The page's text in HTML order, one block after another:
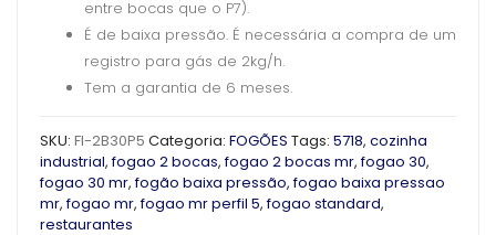
entre bocas que o P7).
É de baixa pressão. É necessária a compra de um
registro para gás de 2kg/h.
Tem a garantia de 6 meses.
SKU: FI-2B30P5 Categoria: FOGÕES Tags: 5718, cozinha
industrial,fogao 2 bocas,fogao 2 bocas mr,fogao 30,
fogao 30 mr,fogão baixa pressão,fogao baixa pressao
mr,fogao mr,fogao mr perfil 5,fogao standard,
restaurantes